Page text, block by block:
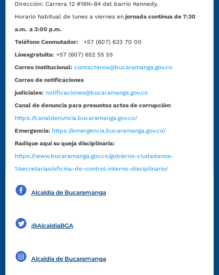
Dirección:Carrera 12 #16N-84 del barrio Kennedy.
Horario habitual de lunes a viernes en jornada continua de 7:30
a.m. a 3:00 p.m.
Teléfono Conmutador:
+57 (607) 633 70 00
Líneagratuita: +57 (607) 652 55 55
Correo Institucional: contactenos@bucaramanga.gov.co
Correo de notificaciones
judiciales: notificaciones@bucaramanga.gov.co
Canal de denuncia para presuntos actos de corrupción:
https://canaldenuncia.bucaramanga.gov.co/
Emergencia: https://emergencia.bucaramanga.gov.co/
Radique aquí su queja disciplinaria:
https://www.bucaramanga.gov.co/gobierno-ciudadanos-
1/secretarias/oficina-de-control-interno-disciplinario/
Alcaldía de Bucaramanga
@AlcaldíaBGA
Alcaldía de Bucaramanga